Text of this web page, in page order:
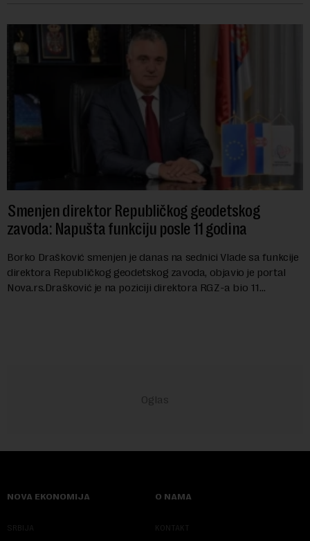
Smenjen direktor Republičkog geodetskog
zavoda: Napušta funkciju posle 11 godina
Borko Drašković smenjen je danas na sednici Vlade sa funkcije
direktora Republičkog geodetskog zavoda, objavio je portal
Nova.rs.Drašković je na poziciji direktora RGZ-a bio 11
NOVA EKONOMIJA
SRBIJA
O NAMA
KONTAKT